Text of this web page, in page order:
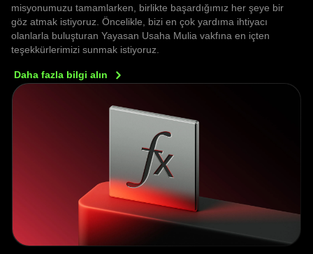
misyonumuzu tamamlarken, birlikte başardığımız her şeye bir
göz atmak istiyoruz. Öncelikle, bizi en çok yardıma ihtiyacı
olanlarla buluşturan Yayasan Usaha Mulia vakfına en içten
teşekkürlerimizi sunmak istiyoruz.
Daha fazla bilgi alın